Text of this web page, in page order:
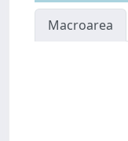
Macroarea